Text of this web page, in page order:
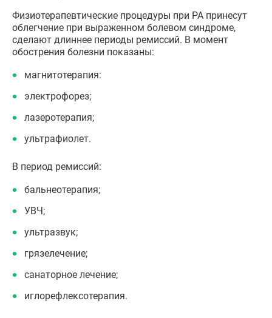
Физиотерапевтические процедуры при РА принесут
облегчение при выраженном болевом синдроме,
сделают длиннее периоды ремиссий. В момент
обострения болезни показаны:
магнитотерапия:
электрофорез;
лазеротерапия;
ультрафиолет.
В период ремиссий:
бальнеотерапия;
УВЧ;
ультразвук;
грязелечение;
санаторное лечение;
иглорефлексотерапия.